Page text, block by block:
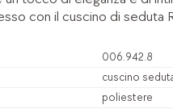
con il cuscino di seduta
006.942.8
cuscino
poliestere